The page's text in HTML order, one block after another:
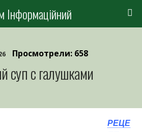
Інформаційний
Просмотрели: 658
суп с галушками
РЕЦЕ